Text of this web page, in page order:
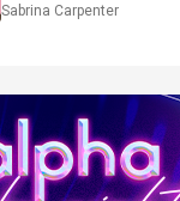
Sabrina Carpenter